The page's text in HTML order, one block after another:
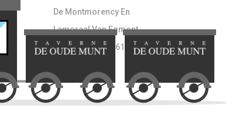
De Montmorency En
Lamoraal Van Egmont,
Kopergravure, 1619